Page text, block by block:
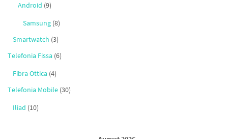
Android (9)
Samsung (8)
Smartwatch (3)
Telefonia Fissa (6)
Fibra Ottica (4)
Telefonia Mobile (30)
Iliad (10)